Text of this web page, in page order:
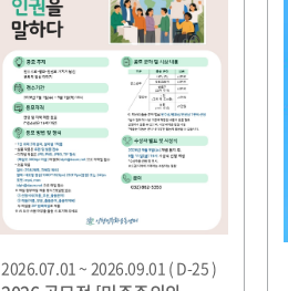
2026.07.01 ~ 2026.09.01 ( D-25 )